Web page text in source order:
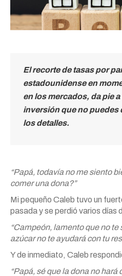
El recorte de tasas por
estadounidense en
en los mercados, da pie
inversión que no puedes
los detalles.
“Papá, todavía no me siento
comer una dona?”
Mi pequeño Caleb tuvo un
pasada y se perdió varios días
“Campeón, lamento que no
azúcar no te ayudará con tu
Y de inmediato, Caleb
“Papá, sé que la dona no hará